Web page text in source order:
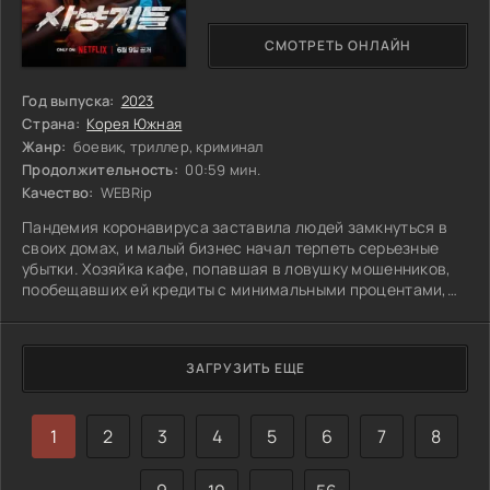
Год выпуска: 2023
Страна: Корея Южная
Жанр: боевик, триллер, криминал
Продолжительность: 00:59 мин.
Качество: WEBRip
Пандемия коронавируса заставила людей замкнуться в
своих домах, и малый бизнес начал терпеть серьезные
убытки. Хозяйка кафе, попавшая в ловушку мошенников,
пообещавших ей кредиты с минимальными процентами,
долг растёт, а её сын Кон-у, боксёр и бывший морпех,
получает ужасный шрам на лице в результате
столкновения с коллекторами. Обеспокоенный судьбой
матери, Кон-у вместе с другом устраивается к бывшему
ростовщику, который теперь помогает
СМОТРЕТЬ ОНЛАЙН
ЗАГРУЗИТЬ ЕЩЕ
1 2 3 4 5 6 7 8